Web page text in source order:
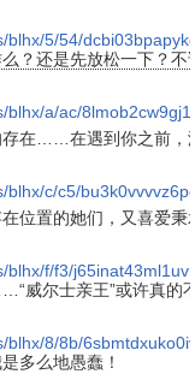
5/54/
？还是先放松一下？
a/ac/
在……在遇到你之前，
c/c5/
位置的她们，又喜爱秉
f/f3/
威尔士亲王”或许真的
8/8b/
多么地愚蠢！